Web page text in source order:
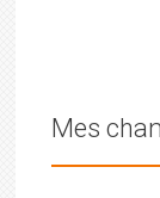
Mes